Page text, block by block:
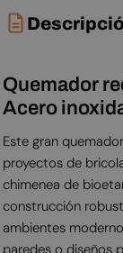
Quemador
Acero
Este gran
proyectos de
chimenea de
construcción
ambientes
paredes o diseños